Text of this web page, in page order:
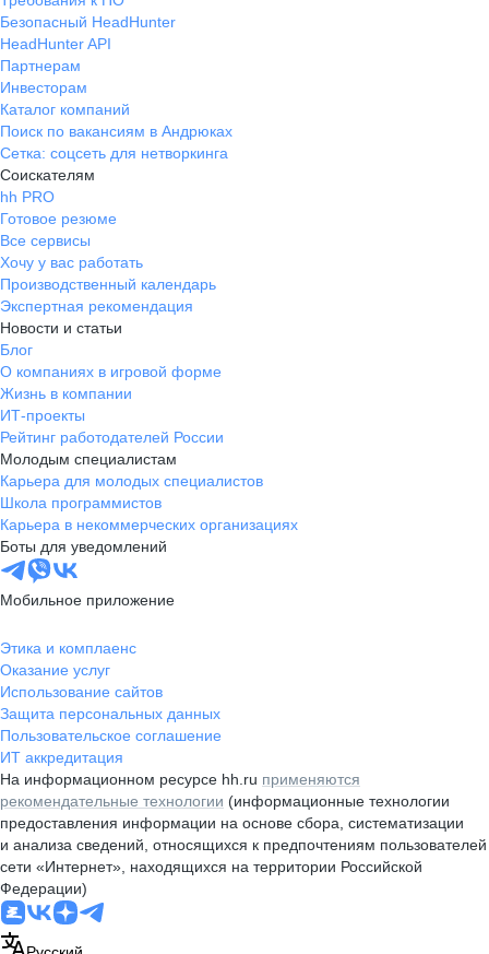
Безопасный HeadHunter
HeadHunter API
Партнерам
Инвесторам
Каталог компаний
Поиск по вакансиям в Андрюках
Сетка: соцсеть для нетворкинга
Соискателям
hh PRO
Готовое резюме
Все сервисы
Хочу у вас работать
Производственный календарь
Экспертная рекомендация
Новости и статьи
Блог
О компаниях в игровой форме
Жизнь в компании
ИТ-проекты
Рейтинг работодателей России
Молодым специалистам
Карьера для молодых специалистов
Школа программистов
Карьера в некоммерческих организациях
Боты для уведомлений
Мобильное приложение
Этика и комплаенс
Оказание услуг
Использование сайтов
Защита персональных данных
Пользовательское соглашение
ИТ аккредитация
На информационном ресурсе hh.ru применяются
рекомендательные технологии (информационные технологии
предоставления информации на основе сбора, систематизации
и анализа сведений, относящихся к предпочтениям пользователей
сети «Интернет», находящихся на территории Российской
Федерации)